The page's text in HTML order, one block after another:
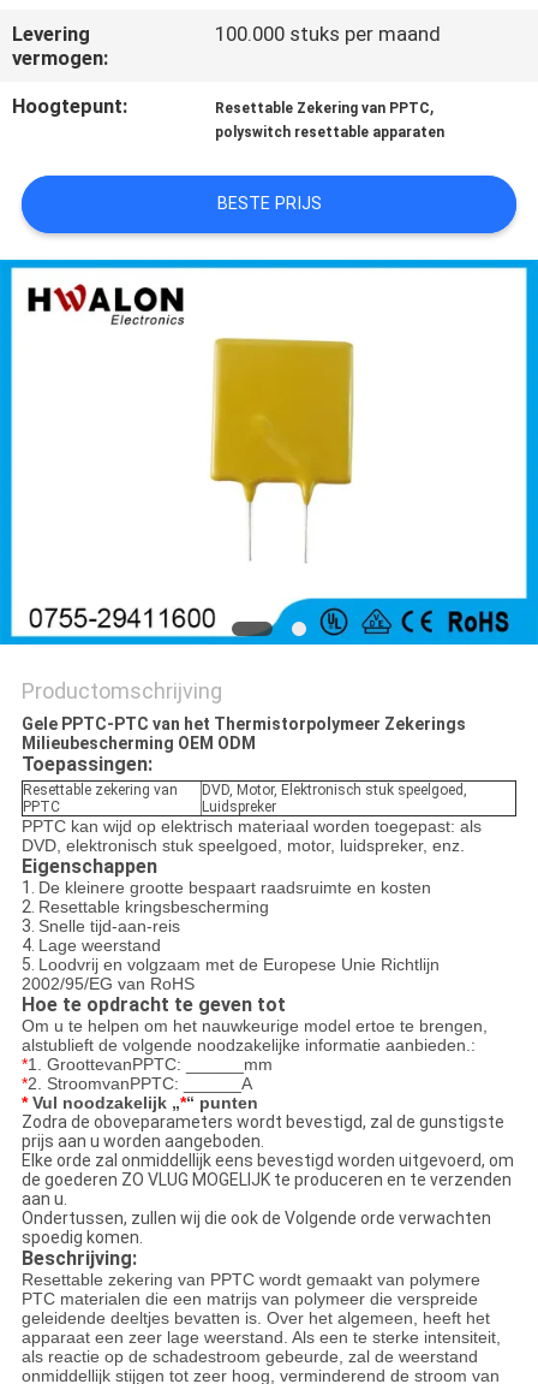
NIEUWS
OFFERTE
SITEMAP
PRIVACYBELEID
Levering
vermogen:
100.000 stuks per maand
Hoogtepunt: Resettable Zekering van PPTC,
polyswitch resettable apparaten
BESTE PRIJS
Productomschrijving
Gele PPTC-PTC van het Thermistorpolymeer Zekerings
Milieubescherming OEM ODM
Toepassingen:
Resettable zekering van
PPTC
DVD, Motor, Elektronisch stuk speelgoed,
Luidspreker
PPTC kan wijd op elektrisch materiaal worden toegepast: als
DVD, elektronisch stuk speelgoed, motor, luidspreker, enz.
Eigenschappen
1. De kleinere grootte bespaart raadsruimte en kosten
2. Resettable kringsbescherming
3. Snelle tijd-aan-reis
4. Lage weerstand
5. Loodvrij en volgzaam met de Europese Unie Richtlijn
2002/95/EG van RoHS
Hoe te opdracht te geven tot
Om u te helpen om het nauwkeurige model ertoe te brengen,
alstublieft de volgende noodzakelijke informatie aanbieden.:
*1. GroottevanPPTC:
______mm
*2. StroomvanPPTC:
______A
*Vul noodzakelijk „*“ punten
Zodra de oboveparameters wordt bevestigd, zal de gunstigste
prijs aan u worden aangeboden.
Elke orde zal onmiddellijk eens bevestigd worden uitgevoerd, om
de goederen ZO VLUG MOGELIJK te produceren en te verzenden
aan u.
Ondertussen, zullen wij die ook de Volgende orde verwachten
spoedig komen.
Beschrijving:
Resettable zekering van PPTC wordt gemaakt van polymere
PTC materialen die een matrijs van polymeer die verspreide
geleidende deeltjes bevatten is. Over het algemeen, heeft het
apparaat een zeer lage weerstand. Als een te sterke intensiteit,
als reactie op de schadestroom gebeurde, zal de weerstand
onmiddellijk stijgen tot zeer hoog, verminderend de stroom van